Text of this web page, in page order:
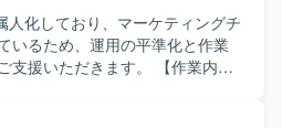
モダンな技術スタックへの移行プ
ます。レビュー業務が中心とな
計・レビューの経験を活かしつ
人化しており、マーケティングチ
いるため、運用の平準化と作業
ただきます。 【作業内